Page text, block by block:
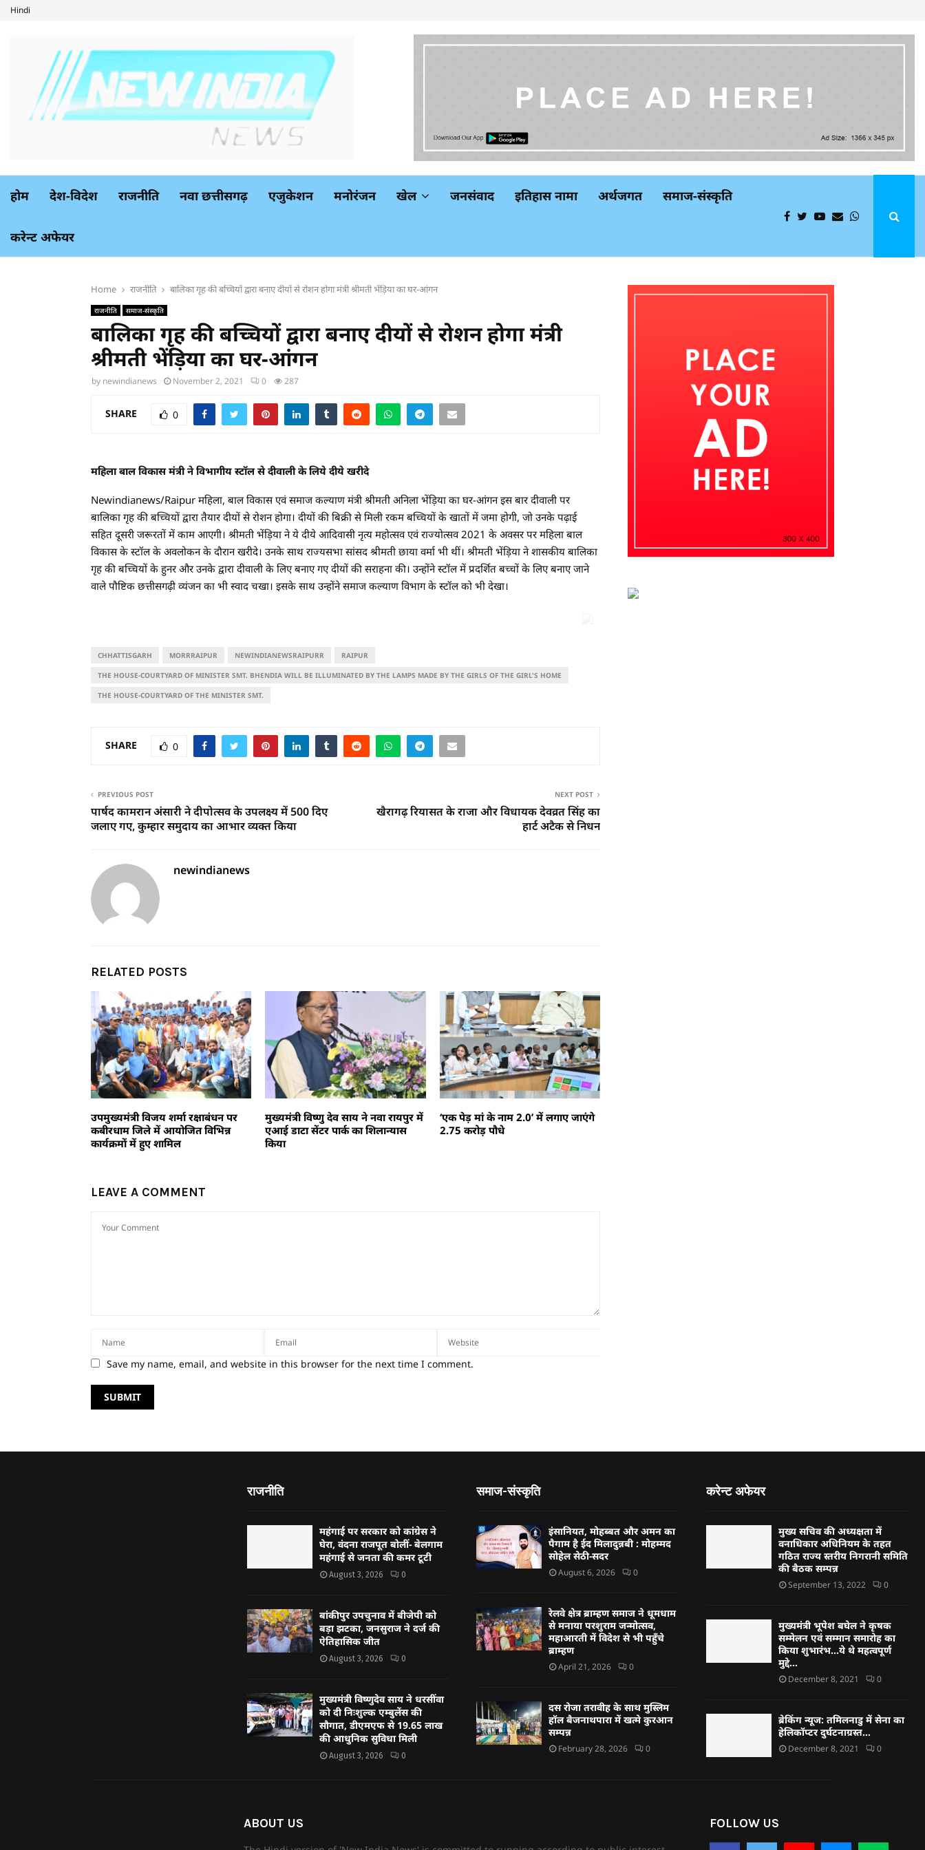
Hindi
होम देश-विदेश राजनीति नवा छत्तीसगढ़ एजुकेशन मनोरंजन खेल जनसंवाद इतिहास नामा अर्थजगत समाज-संस्कृति
करेन्ट अफेयर
Home राजनीति बालिका गृह की बच्चियों द्वारा बनाए दीयों से रोशन होगा मंत्री श्रीमती भेंड़िया का घर-आंगन
राजनीति समाज-संस्कृति
बालिका गृह की बच्चियों द्वारा बनाए दीयों से रोशन होगा मंत्री
श्रीमती भेंड़िया का घर-आंगन
by newindianews November 2, 2021 0 287
SHARE 0
महिला बाल विकास मंत्री ने विभागीय स्टॉल से दीवाली के लिये दीये खरीदे
Newindianews/Raipur महिला, बाल विकास एवं समाज कल्याण मंत्री श्रीमती अनिला भेंड़िया का घर-आंगन इस बार दीवाली पर
बालिका गृह की बच्चियों द्वारा तैयार दीयों से रोशन होगा। दीयों की बिक्री से मिली रकम बच्चियों के खातों में जमा होगी, जो उनके पढ़ाई
सहित दूसरी जरूरतों में काम आएगी। श्रीमती भेंड़िया ने ये दीये आदिवासी नृत्य महोत्सव एवं राज्योत्सव 2021 के अवसर पर महिला बाल
विकास के स्टॉल के अवलोकन के दौरान खरीदे। उनके साथ राज्यसभा सांसद श्रीमती छाया वर्मा भी थीं। श्रीमती भेंड़िया ने शासकीय बालिका
गृह की बच्चियों के हुनर और उनके द्वारा दीवाली के लिए बनाए गए दीयों की सराहना की। उन्होंने स्टॉल में प्रदर्शित बच्चों के लिए बनाए जाने
वाले पौष्टिक छत्तीसगढ़ी व्यंजन का भी स्वाद चखा। इसके साथ उन्होंने समाज कल्याण विभाग के स्टॉल को भी देखा।
CHHATTISGARH MORRRAIPUR NEWINDIANEWSRAIPURR RAIPUR
THE HOUSE-COURTYARD OF MINISTER SMT. BHENDIA WILL BE ILLUMINATED BY THE LAMPS MADE BY THE GIRLS OF THE GIRL'S HOME
THE HOUSE-COURTYARD OF THE MINISTER SMT.
SHARE 0
PREVIOUS POST
पार्षद कामरान अंसारी ने दीपोत्सव के उपलक्ष्य में 500 दिए
जलाए गए, कुम्हार समुदाय का आभार व्यक्त किया
NEXT POST
खैरागढ़ रियासत के राजा और विधायक देवव्रत सिंह का
हार्ट अटैक से निधन
newindianews
RELATED POSTS
उपमुख्यमंत्री विजय शर्मा रक्षाबंधन पर
कबीरधाम जिले में आयोजित विभिन्न
कार्यक्रमों में हुए शामिल
मुख्यमंत्री विष्णु देव साय ने नवा रायपुर में
एआई डाटा सेंटर पार्क का शिलान्यास
किया
‘एक पेड़ मां के नाम 2.0’ में लगाए जाएंगे
2.75 करोड़ पौधे
LEAVE A COMMENT
Save my name, email, and website in this browser for the next time I comment.
राजनीति
महंगाई पर सरकार को कांग्रेस ने
घेरा, वंदना राजपूत बोलीं- बेलगाम
महंगाई से जनता की कमर टूटी
August 3, 2026 0
बांकीपुर उपचुनाव में बीजेपी को
बड़ा झटका, जनसुराज ने दर्ज की
ऐतिहासिक जीत
August 3, 2026 0
मुख्यमंत्री विष्णुदेव साय ने धरसींवा
को दी निःशुल्क एम्बुलेंस की
सौगात, डीएमएफ से 19.65 लाख
की आधुनिक सुविधा मिली
August 3, 2026 0
समाज-संस्कृति
इंसानियत, मोहब्बत और अमन का
पैगाम है ईद मिलादुन्नबी : मोहम्मद
सोहेल सेठी-सदर
August 6, 2026 0
रेलवे क्षेत्र ब्राम्हण समाज ने धूमधाम
से मनाया परशुराम जन्मोत्सव,
महाआरती में विदेश से भी पहुँचे
ब्राम्हण
April 21, 2026 0
दस रोजा तरावीह के साथ मुस्लिम
हॉल बैजनाथपारा में खत्मे कुरआन
सम्पन्न
February 28, 2026 0
करेन्ट अफेयर
मुख्य सचिव की अध्यक्षता में
वनाधिकार अधिनियम के तहत
गठित राज्य स्तरीय निगरानी समिति
की बैठक सम्पन्न
September 13, 2022 0
मुख्यमंत्री भूपेश बघेल ने कृषक
सम्मेलन एवं सम्मान समारोह का
किया शुभारंभ…ये थे महत्वपूर्ण
मुद्दे…
December 8, 2021 0
ब्रेकिंग न्यूज: तमिलनाडु में सेना का
हेलिकॉप्टर दुर्घटनाग्रस्त…
December 8, 2021 0
ABOUT US FOLLOW US